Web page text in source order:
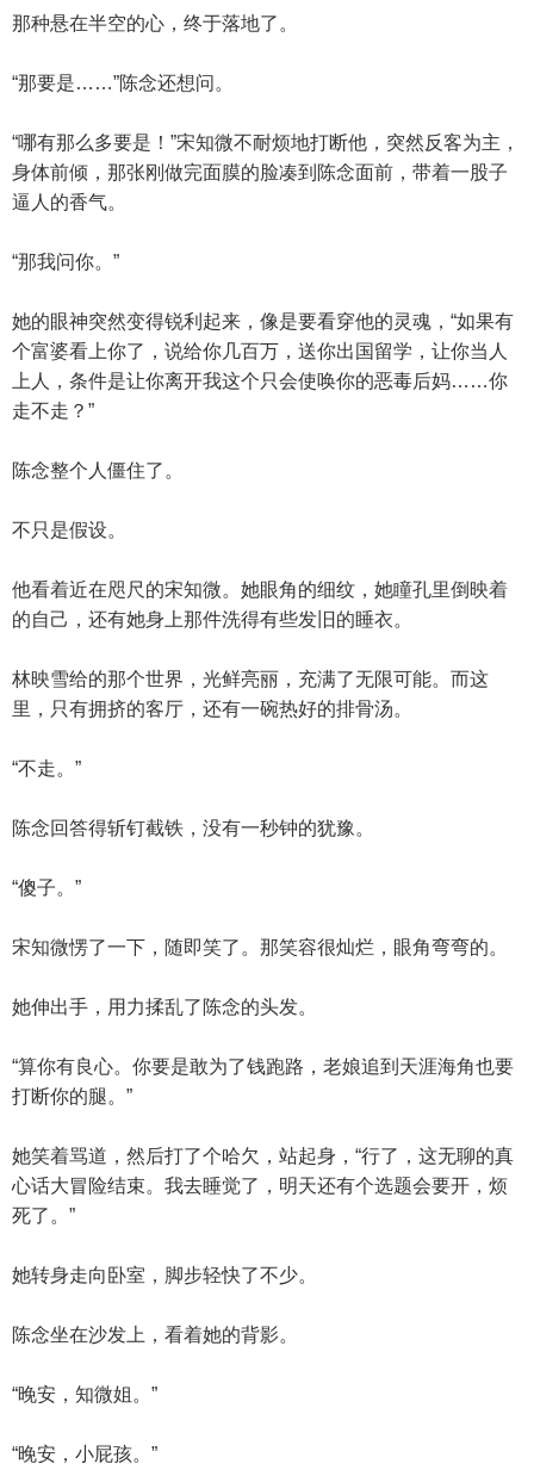
那种悬在半空的心，终于落地了。
“那要是……”陈念还想问。
“哪有那么多要是！”宋知微不耐烦地打断他，突然反客为主，
身体前倾，那张刚做完面膜的脸凑到陈念面前，带着一股子
逼人的香气。
“那我问你。”
她的眼神突然变得锐利起来，像是要看穿他的灵魂，“如果有
个富婆看上你了，说给你几百万，送你出国留学，让你当人
上人，条件是让你离开我这个只会使唤你的恶毒后妈……你
走不走？”
陈念整个人僵住了。
不只是假设。
他看着近在咫尺的宋知微。她眼角的细纹，她瞳孔里倒映着
的自己，还有她身上那件洗得有些发旧的睡衣。
林映雪给的那个世界，光鲜亮丽，充满了无限可能。而这
里，只有拥挤的客厅，还有一碗热好的排骨汤。
“不走。”
陈念回答得斩钉截铁，没有一秒钟的犹豫。
“傻子。”
宋知微愣了一下，随即笑了。那笑容很灿烂，眼角弯弯的。
她伸出手，用力揉乱了陈念的头发。
“算你有良心。你要是敢为了钱跑路，老娘追到天涯海角也要
打断你的腿。”
她笑着骂道，然后打了个哈欠，站起身，“行了，这无聊的真
心话大冒险结束。我去睡觉了，明天还有个选题会要开，烦
死了。”
她转身走向卧室，脚步轻快了不少。
陈念坐在沙发上，看着她的背影。
“晚安，知微姐。”
“晚安，小屁孩。”